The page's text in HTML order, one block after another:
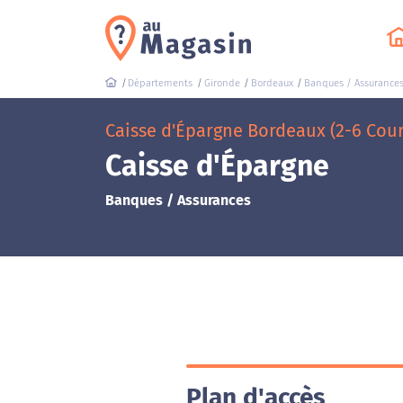
Départements Gironde Bordeaux Banques / Assurances
Caisse d'Épargne Bordeaux (2-6
Caisse d'Épargne
Banques / Assurances